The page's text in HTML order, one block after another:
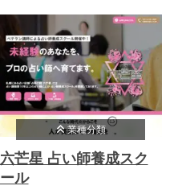
業種分類
六芒星 占い師養成スク
ール